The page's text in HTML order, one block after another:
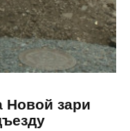
Новой зари